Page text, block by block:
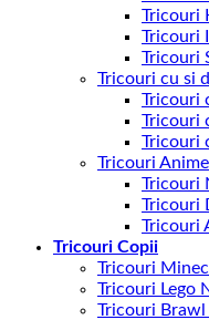
Tricouri
Tricouri
Tricouri
Tricouri cu si
Tricouri
Tricouri
Tricouri
Tricouri Anime
Tricouri
Tricouri
Tricouri
Tricouri Copii
Tricouri
Tricouri Lego
Tricouri Brawl